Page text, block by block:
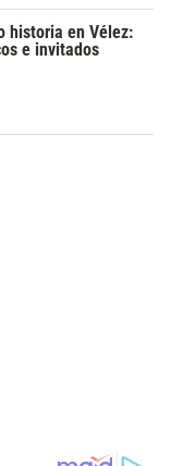
historia en Vélez:
e invitados